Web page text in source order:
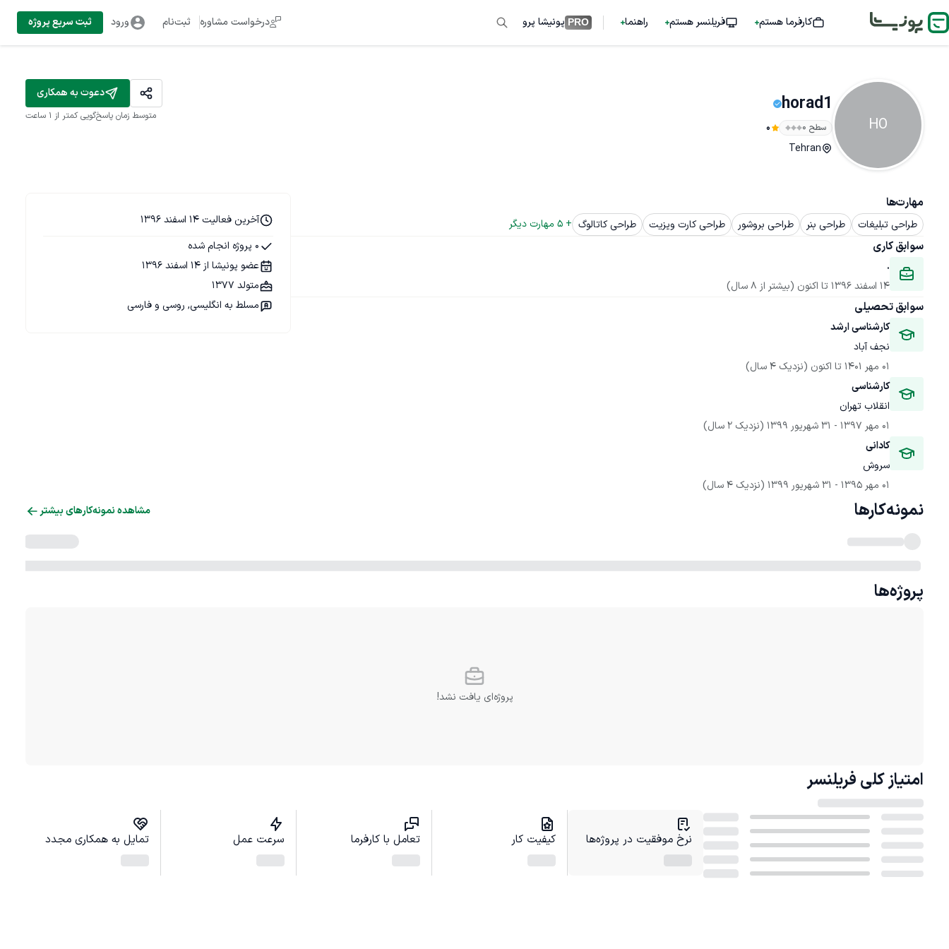
کارفرما هستم فریلنسر هستم راهنما PRO پونیشا پرو درخواست مشاوره ثبت‌نام ورود ثبت سریع پروژه
HO
horad1
سطح ۰ 0
Tehran
دعوت به همکاری
متوسط زمان پاسخ‌گویی کمتر از 1 ساعت
مهارت‌ها
طراحی تبلیغات طراحی بنر طراحی بروشور طراحی کارت ویزیت طراحی کاتالوگ +
5 مهارت دیگر
سوابق کاری
.
14 اسفند 1396
تا اکنون (بیشتر از 8 سال)
سوابق تحصیلی
کارشناسی ارشد
نجف آباد
01 مهر 1401
تا اکنون (نزدیک 4 سال)
کارشناسی
انقلاب تهران
01 مهر 1397
- 31 شهریور 1399
(نزدیک 2 سال)
کادانی
سروش
01 مهر 1395
- 31 شهریور 1399 (نزدیک 4 سال)
آخرین فعالیت 14 اسفند 1396
0 پروژه انجام شده
عضو پونیشا از 14 اسفند 1396
متولد 1377
مسلط به انگلیسی, روسی و فارسی
نمونه‌کارها مشاهده نمونه‌کارهای بیشتر
پروژه‌ها
پروژه‌ای یافت نشد!
امتیاز کلی فریلنسر
نرخ موفقیت در پروژه‌ها کیفیت کار تعامل با کارفرما سرعت عمل تمایل به همکاری مجدد